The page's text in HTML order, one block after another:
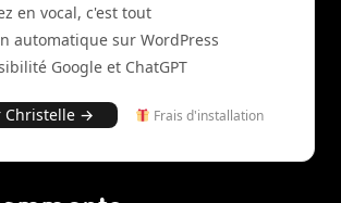
en vocal, c'est tout
automatique sur WordPress
Google et ChatGPT
Christelle → Frais d'installation